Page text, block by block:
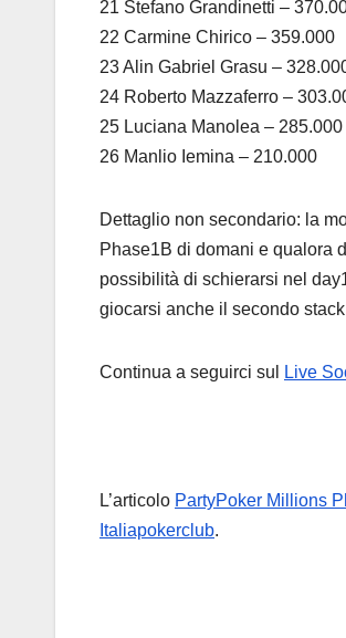
21 Stefano Grandinetti –
22 Carmine Chirico – 359.000
23 Alin Gabriel Grasu –
24 Roberto Mazzaferro –
25 Luciana Manolea – 285.000
26 Manlio Iemina – 210.000
Dettaglio non secondario: la
Phase1B di domani e qualora
possibilità di schierarsi nel
giocarsi anche il secondo
Continua a seguirci sul Live
L’articolo PartyPoker Millions
Italiapokerclub.